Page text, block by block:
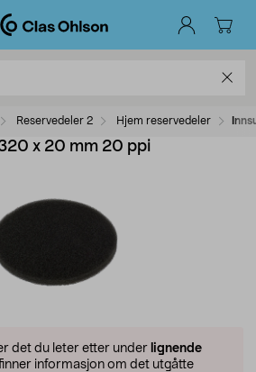
Reservedeler 2 Hjem reservedeler
x 20 mm 20 ppi
det du leter etter under lignende
informasjon om det utgåtte